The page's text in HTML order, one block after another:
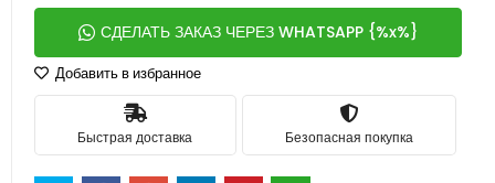
СДЕЛАТЬ ЗАКАЗ ЧЕРЕЗ WHATSAPP {%x%}
Добавить в избранное
Быстрая доставка Безопасная покупка